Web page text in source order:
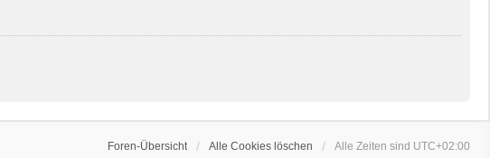
Foren-Übersicht Alle Cookies löschen Alle Zeiten sind UTC+02:00